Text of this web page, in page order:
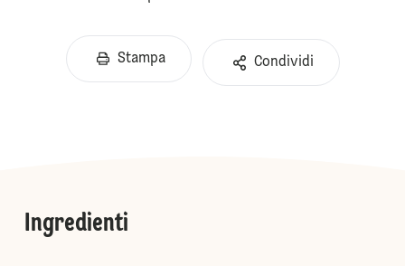
Stampa Condividi
Ingredienti